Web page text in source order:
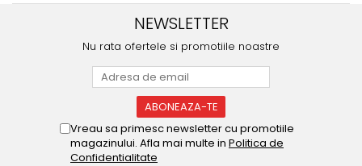
NEWSLETTER
Nu rata ofertele si promotiile noastre
Vreau sa primesc newsletter cu promotiile
magazinului. Afla mai multe in Politica de
Confidentialitate